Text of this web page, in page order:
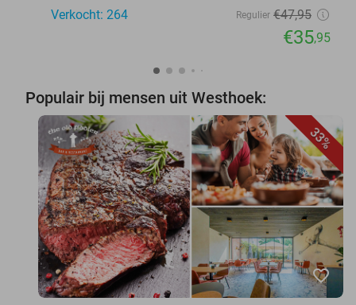
Verkocht: 264 Regulier €47,95
€35,95
Populair bij mensen uit Westhoek:
33%
favorite_border